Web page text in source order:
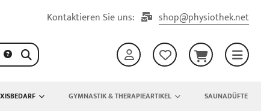
Kontaktieren Sie uns: shop@physiothek.net
GYMNASTIK & THERAPIEARTIKEL
SAUNADÜFTE